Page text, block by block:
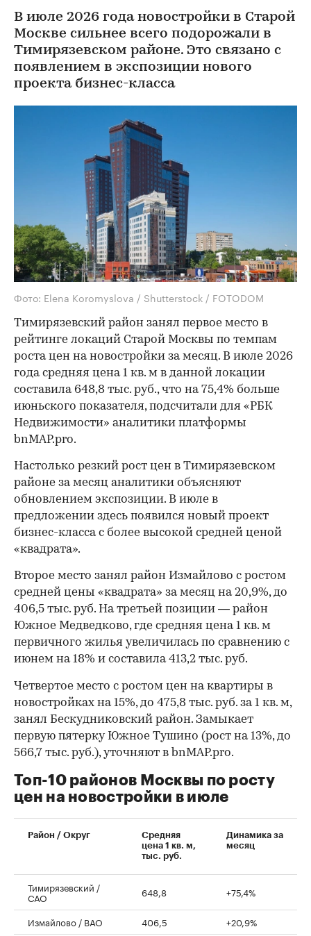
В июле 2026 года новостройки в Старой
Москве сильнее всего подорожали в
Тимирязевском районе. Это связано с
появлением в экспозиции нового
проекта бизнес-класса
Фото: Elena Koromyslova / Shutterstock / FOTODOM
Тимирязевский район занял первое место в
рейтинге локаций Старой Москвы по темпам
роста цен на новостройки за месяц. В июле 2026
года средняя цена 1 кв. м в данной локации
составила 648,8 тыс. руб., что на 75,4% больше
июньского показателя, подсчитали для «РБК
Недвижимости» аналитики платформы
bnMAP.pro.
Настолько резкий рост цен в Тимирязевском
районе за месяц аналитики объясняют
обновлением экспозиции. В июле в
предложении здесь появился новый проект
бизнес-класса с более высокой средней ценой
«квадрата».
Второе место занял район Измайлово с ростом
средней цены «квадрата» за месяц на 20,9%, до
406,5 тыс. руб. На третьей позиции — район
Южное Медведково, где средняя цена 1 кв. м
первичного жилья увеличилась по сравнению с
июнем на 18% и составила 413,2 тыс. руб.
00:00 / 00:00
Четвертое место с ростом цен на квартиры в
новостройках на 15%, до 475,8 тыс. руб. за 1 кв. м,
занял Бескудниковский район. Замыкает
первую пятерку Южное Тушино (рост на 13%, до
566,7 тыс. руб.), уточняют в bnMAP.pro.
Топ-10 районов Москвы по росту
цен на новостройки в июле
Район / Округ
Средняя
цена 1 кв. м,
тыс. руб.
Динамика за
месяц
Тимирязевский /
САО 648,8 +75,4%
Измайлово / ВАО 406,5 +20,9%